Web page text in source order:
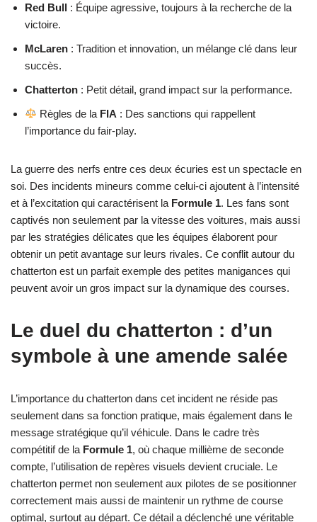
Red Bull : Équipe agressive, toujours à la recherche de la
victoire.
McLaren : Tradition et innovation, un mélange clé dans leur
succès.
Chatterton : Petit détail, grand impact sur la performance.
Règles de la FIA : Des sanctions qui rappellent
l’importance du fair-play.
La guerre des nerfs entre ces deux écuries est un spectacle en
soi. Des incidents mineurs comme celui-ci ajoutent à l’intensité
et à l’excitation qui caractérisent la Formule 1. Les fans sont
captivés non seulement par la vitesse des voitures, mais aussi
par les stratégies délicates que les équipes élaborent pour
obtenir un petit avantage sur leurs rivales. Ce conflit autour du
chatterton est un parfait exemple des petites manigances qui
peuvent avoir un gros impact sur la dynamique des courses.
Le duel du chatterton : d’un
symbole à une amende salée
L’importance du chatterton dans cet incident ne réside pas
seulement dans sa fonction pratique, mais également dans le
message stratégique qu’il véhicule. Dans le cadre très
compétitif de la Formule 1, où chaque millième de seconde
compte, l’utilisation de repères visuels devient cruciale. Le
chatterton permet non seulement aux pilotes de se positionner
correctement mais aussi de maintenir un rythme de course
optimal, surtout au départ. Ce détail a déclenché une véritable